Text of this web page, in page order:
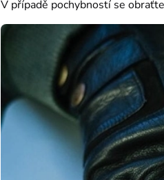
V případě pochybností se